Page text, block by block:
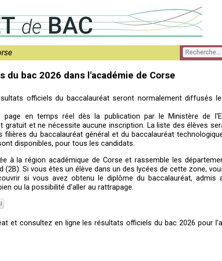
du bac 2026 dans l'académie de Corse
officiels du baccalauréat seront normalement diffusés
en temps réel dès la publication par le Ministère de
gratuit et ne nécessite aucune inscription. La liste des élèves
filières du baccalauréat général et du baccalauréat
disponibles, pour tous les candidats.
à la région académique de Corse et rassemble les
(2B). Si vous êtes un élève dans un des lycées de cette zone,
si vous avez obtenu le diplôme du baccalauréat, admis
ou la possibilité d'aller au rattrapage.
et consultez en ligne les résultats officiels du bac 2026 pour